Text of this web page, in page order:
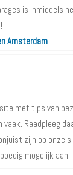
is inmiddels
Amsterdam
met tips van
Raadpleeg
zijn op onze
mogelijk aan.